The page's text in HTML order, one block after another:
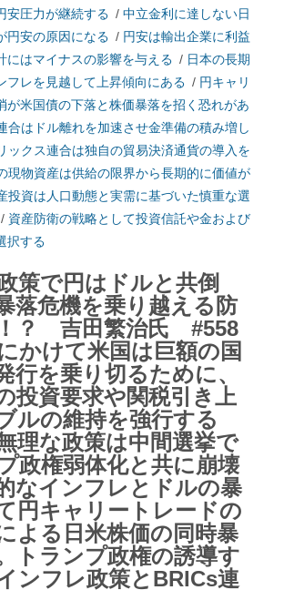
安圧力が継続する / 中立金利に達しない日
円安の原因になる / 円安は輸出企業に利益
にはマイナスの影響を与える / 日本の長期
フレを見越して上昇傾向にある / 円キャリ
が米国債の下落と株価暴落を招く恐れがあ
合はドル離れを加速させ金準備の積み増し
ックス連合は独自の貿易決済通貨の導入を
現物資産は供給の限界から長期的に価値が
投資は人口動態と実需に基づいた慎重な選
/ 資産防衛の戦略として投資信託や金および
択する
策で円はドルと共倒
落危機を乗り越える防
？ 吉田繁治氏 #558
にかけて米国は巨額の国
行を乗り切るために、
投資要求や関税引き上
ルの維持を強行する
理な政策は中間選挙で
政権弱体化と共に崩壊
なインフレとドルの暴
円キャリートレードの
よる日米株価の同時暴
トランプ政権の誘導す
ンフレ政策とBRICs連